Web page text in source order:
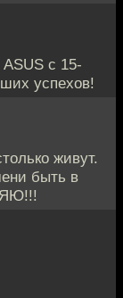
с 15-
успехов!
живут.
быть в